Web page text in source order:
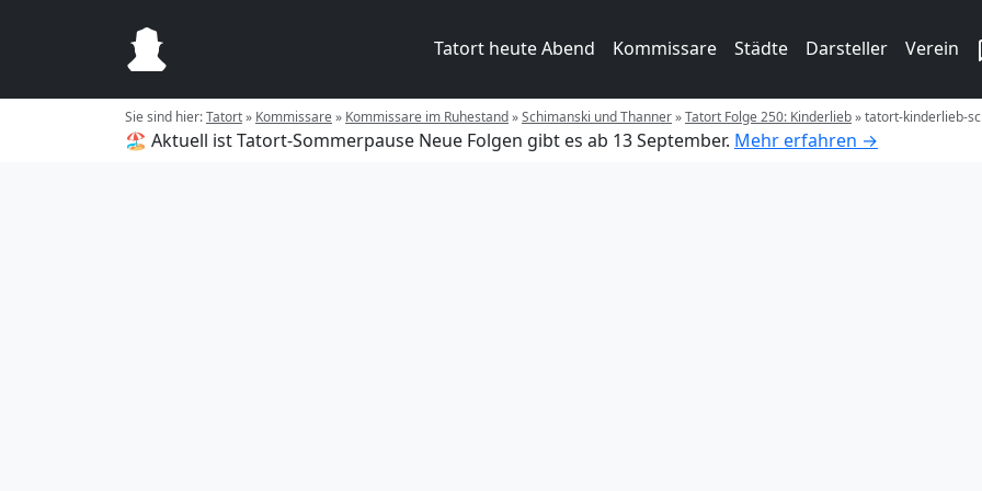
Tatort heute Abend Kommissare Städte Darsteller Verein
Sie sind hier:Tatort» Kommissare» Kommissare im Ruhestand»Schimanski und Thanner»Tatort Folge 250: Kinderlieb»tatort-kinderlieb-
🏖️ Aktuell ist Tatort-Sommerpause Neue Folgen gibt es ab 13 September. Mehr erfahren →